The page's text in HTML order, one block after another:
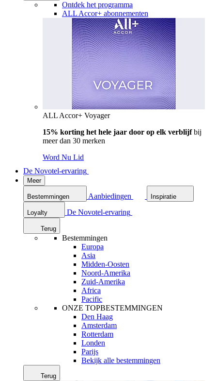
Ontdek het programma
ALL Accor+ abonnementen
ALL Accor+ Voyager
15% korting het hele jaar door op elk verblijfbij
meer dan 30 merken
Word Nu Lid
De Novotel-ervaring
Meer
Bestemmingen Aanbiedingen Inspiratie
Loyalty De Novotel-ervaring
Terug
Bestemmingen
Europa
Asia
Midden-Oosten
Noord-Amerika
Zuid-Amerika
Africa
Pacific
ONZE TOPBESTEMMINGEN
Den Haag
Amsterdam
Rotterdam
Londen
Parijs
Bekijk alle bestemmingen
Terug